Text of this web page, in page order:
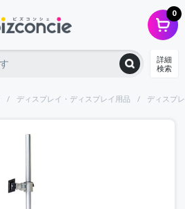
0
詳細
検索
ディスプレイ・ディスプレイ用品 ディスプ